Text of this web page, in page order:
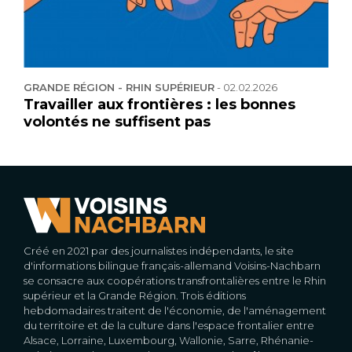
GRANDE RÉGION - RHIN SUPÉRIEUR- 02.02.2026
Travailler aux frontières : les bonnes
volontés ne suffisent pas
Créé en 2021 par des journalistes indépendants, le site
d'informations bilingue français-allemand Voisins-Nachbarn
se consacre aux coopérations transfrontalières entre le Rhin
supérieur et la Grande Région. Trois éditions
hebdomadaires traitent de l'économie, de l'aménagement
du territoire et de la culture dans l'espace frontalier entre
Alsace, Lorraine, Luxembourg, Wallonie, Sarre, Rhénanie-